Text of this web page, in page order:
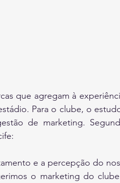
que agregam à
Para o clube, o
de marketing.
e a percepção do
o marketing do